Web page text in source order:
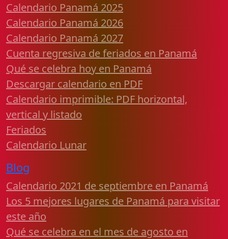
Calendario Panamá 2025
Calendario Panamá 2026
Calendario Panamá 2027
Cuenta regresiva de feriados en Panamá
Qué se celebra hoy en Panamá
Descargar calendario en PDF
Calendario imprimible: PDF horizontal,
vertical y listado
Feriados
Calendario Lunar
Blog
Calendario 2021 de septiembre en Panamá
Los 5 mejores lugares de Panamá para visitar
este año
Qué se celebra en el mes de agosto en